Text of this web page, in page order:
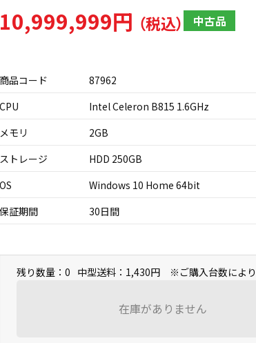
10,999,999円 中古品
商品コード
87962
CPU
Intel Celeron B815 1.6GHz
メモリ
2GB
ストレージ
HDD 250GB
OS
Windows 10 Home 64bit
保証期間
30日間
残り数量：0 中型送料：1,430円 ※ご購入台数により
在庫がありません